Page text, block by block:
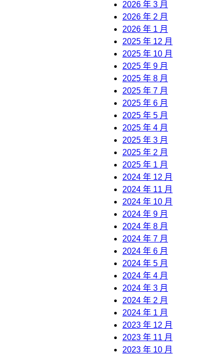
2026 年 3 月
2026 年 2 月
2026 年 1 月
2025 年 12 月
2025 年 10 月
2025 年 9 月
2025 年 8 月
2025 年 7 月
2025 年 6 月
2025 年 5 月
2025 年 4 月
2025 年 3 月
2025 年 2 月
2025 年 1 月
2024 年 12 月
2024 年 11 月
2024 年 10 月
2024 年 9 月
2024 年 8 月
2024 年 7 月
2024 年 6 月
2024 年 5 月
2024 年 4 月
2024 年 3 月
2024 年 2 月
2024 年 1 月
2023 年 12 月
2023 年 11 月
2023 年 10 月